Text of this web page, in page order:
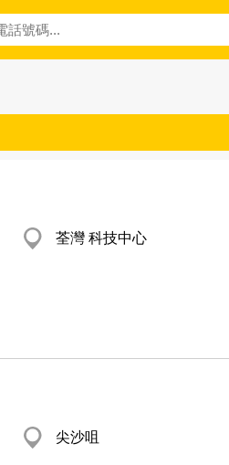
荃灣 科技中心
尖沙咀